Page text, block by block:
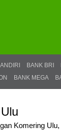
BANK BRI
BANK MEGA
Komering